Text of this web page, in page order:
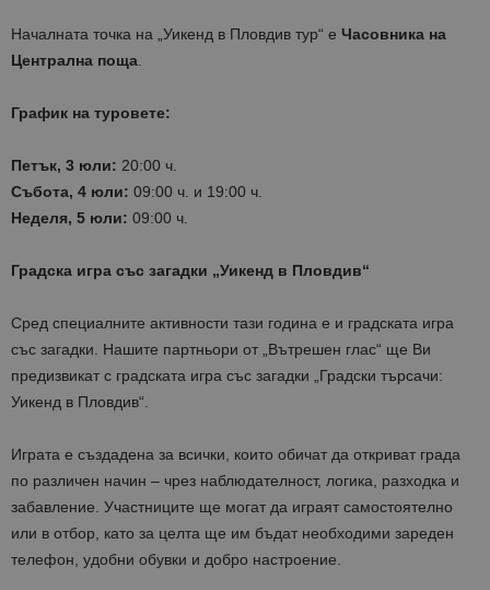
Началната точка на „Уикенд в Пловдив тур“ е Часовника на
Централна поща
График на туровете:
Петък, 3 юли: 20:00 ч.
Събота, 4 юли: 09:00 ч. и 19:00 ч.
Неделя, 5 юли: 09:00 ч.
Градска игра със загадки „Уикенд в Пловдив“
Сред специалните активности тази година е и градската игра
със загадки. Нашите партньори от „Вътрешен глас“ ще Ви
предизвикат с градската игра със загадки „Градски търсачи:
Уикенд в Пловдив“.
Играта е създадена за всички, които обичат да откриват града
по различен начин – чрез наблюдателност, логика, разходка и
забавление. Участниците ще могат да играят самостоятелно
или в отбор, като за целта ще им бъдат необходими зареден
телефон, удобни обувки и добро настроение.